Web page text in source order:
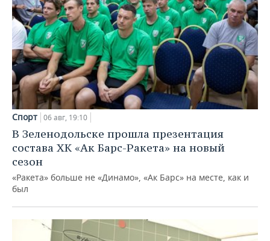
Спорт 06 авг, 19:10
В Зеленодольске прошла презентация
состава ХК «Ак Барс-Ракета» на новый
сезон
«Ракета» больше не «Динамо», «Ак Барс» на месте, как и
был